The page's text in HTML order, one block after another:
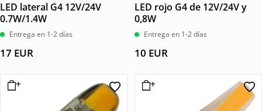
LED lateral G4 12V/24V
0.7W/1.4W
Entrega en 1-2 días
17 EUR
LED rojo G4 de 12V/24V y
0,8W
Entrega en 1-2 días
10 EUR